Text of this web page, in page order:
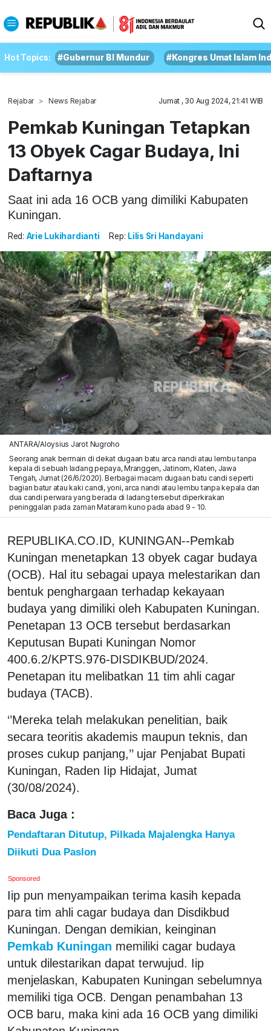
Hot Topics: #Gubernur BI Mundur #Kongres Umat Islam
Rejabar News Rejabar Jumat , 30 Aug 2024, 21:41 WIB
Pemkab Kuningan Tetapkan
13 Obyek Cagar Budaya, Ini
Daftarnya
Saat ini ada 16 OCB yang dimiliki Kabupaten
Kuningan.
Red: Arie Lukihardianti Rep: Lilis Sri Handayani
ANTARA/Aloysius Jarot Nugroho
Seorang anak bermain di dekat dugaan batu arca nandi atau lembu tanpa
kepala di sebuah ladang pepaya, Mranggen, Jatinom, Klaten, Jawa
Tengah, Jumat (26/6/2020). Berbagai macam dugaan batu candi seperti
bagian batur atau kaki candi, yoni, arca nandi atau lembu tanpa kepala dan
dua candi perwara yang berada di ladang tersebut diperkirakan
peninggalan pada zaman Mataram kuno pada abad 9 - 10.
REPUBLIKA.CO.ID, KUNINGAN--Pemkab
Kuningan menetapkan 13 obyek cagar budaya
(OCB). Hal itu sebagai upaya melestarikan dan
bentuk penghargaan terhadap kekayaan
budaya yang dimiliki oleh Kabupaten Kuningan.
Penetapan 13 OCB tersebut berdasarkan
Keputusan Bupati Kuningan Nomor
400.6.2/KPTS.976-DISDIKBUD/2024.
Penetapan itu melibatkan 11 tim ahli cagar
budaya (TACB).
‘’Mereka telah melakukan penelitian, baik
secara teoritis akademis maupun teknis, dan
proses cukup panjang,’’ ujar Penjabat Bupati
Kuningan, Raden Iip Hidajat, Jumat
(30/08/2024).
Baca Juga :
Pendaftaran Ditutup, Pilkada Majalengka Hanya
Diikuti Dua Paslon
Sponsored
Iip pun menyampaikan terima kasih kepada
para tim ahli cagar budaya dan Disdikbud
Kuningan. Dengan demikian, keinginan
Pemkab Kuningan memiliki cagar budaya
untuk dilestarikan dapat terwujud. Iip
menjelaskan, Kabupaten Kuningan sebelumnya
memiliki tiga OCB. Dengan penambahan 13
OCB baru, maka kini ada 16 OCB yang dimiliki